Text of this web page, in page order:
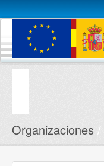
Conjuntos de datos
Organizaciones